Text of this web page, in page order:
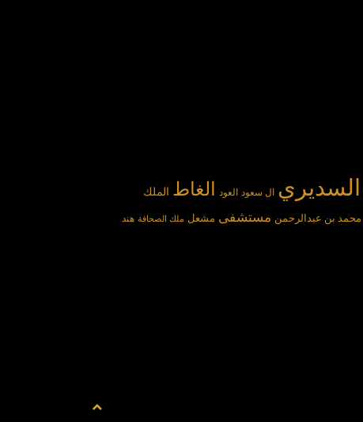
السديري ال سعود العود الغاط الملك
محمد بن عبدالرحمن مستشفى مشعل ملك الصحافة هند